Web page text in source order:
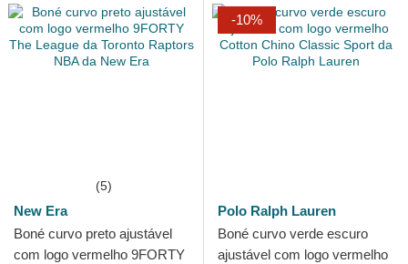
(5)
New Era
Boné curvo preto ajustável
com logo vermelho 9FORTY
-10%
Polo Ralph Lauren
Boné curvo verde escuro
ajustável com logo vermelho